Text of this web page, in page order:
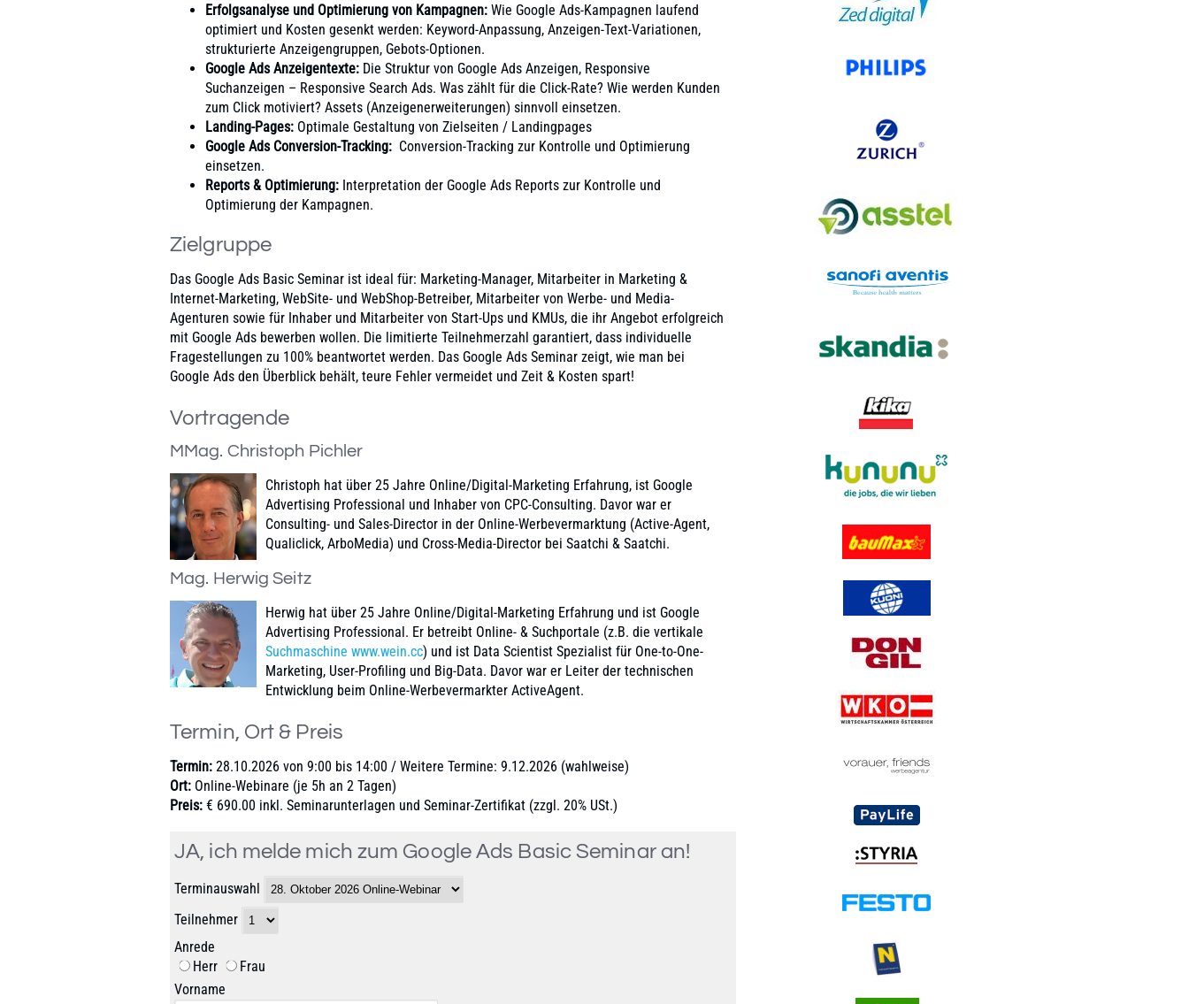
Erfolgsanalyse und Optimierung von Kampagnen: Wie Google Ads-Kampagnen laufend
optimiert und Kosten gesenkt werden: Keyword-Anpassung, Anzeigen-Text-Variationen,
strukturierte Anzeigengruppen, Gebots-Optionen.
Google Ads Anzeigentexte: Die Struktur von Google Ads Anzeigen, Responsive
Suchanzeigen – Responsive Search Ads. Was zählt für die Click-Rate? Wie werden Kunden
zum Click motiviert? Assets (Anzeigenerweiterungen) sinnvoll einsetzen.
Landing-Pages: Optimale Gestaltung von Zielseiten / Landingpages
Google Ads Conversion-Tracking: Conversion-Tracking zur Kontrolle und Optimierung
einsetzen.
Reports & Optimierung: Interpretation der Google Ads Reports zur Kontrolle und
Optimierung der Kampagnen.
Zielgruppe
Das Google Ads Basic Seminar ist ideal für: Marketing-Manager, Mitarbeiter in Marketing &
Internet-Marketing, WebSite- und WebShop-Betreiber, Mitarbeiter von Werbe- und Media-
Agenturen sowie für Inhaber und Mitarbeiter von Start-Ups und KMUs, die ihr Angebot erfolgreich
mit Google Ads bewerben wollen. Die limitierte Teilnehmerzahl garantiert, dass individuelle
Fragestellungen zu 100% beantwortet werden. Das Google Ads Seminar zeigt, wie man bei
Google Ads den Überblick behält, teure Fehler vermeidet und Zeit & Kosten spart!
Vortragende
MMag. Christoph Pichler
Christoph hat über 25 Jahre Online/Digital-Marketing Erfahrung, ist Google
Advertising Professional und Inhaber von CPC-Consulting. Davor war er
Consulting- und Sales-Director in der Online-Werbevermarktung (Active-Agent,
Qualiclick, ArboMedia) und Cross-Media-Director bei Saatchi & Saatchi.
Mag. Herwig Seitz
Herwig hat über 25 Jahre Online/Digital-Marketing Erfahrung und ist Google
Advertising Professional. Er betreibt Online- & Suchportale (z.B. die vertikale
Suchmaschine www.wein.cc) und ist Data Scientist Spezialist für One-to-One-
Marketing, User-Profiling und Big-Data. Davor war er Leiter der technischen
Entwicklung beim Online-Werbevermarkter ActiveAgent.
Termin, Ort & Preis
Termin: 28.10.2026 von 9:00 bis 14:00 / Weitere Termine: 9.12.2026 (wahlweise)
Ort: Online-Webinare (je 5h an 2 Tagen)
Preis: € 690.00 inkl. Seminarunterlagen und Seminar-Zertifikat (zzgl. 20% USt.)
JA, ich melde mich zum Google Ads Basic Seminar an!
Terminauswahl
Teilnehmer
Anrede
Herr
Frau
Vorname